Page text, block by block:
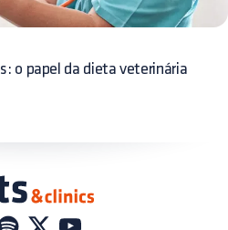
o papel da dieta veterinária